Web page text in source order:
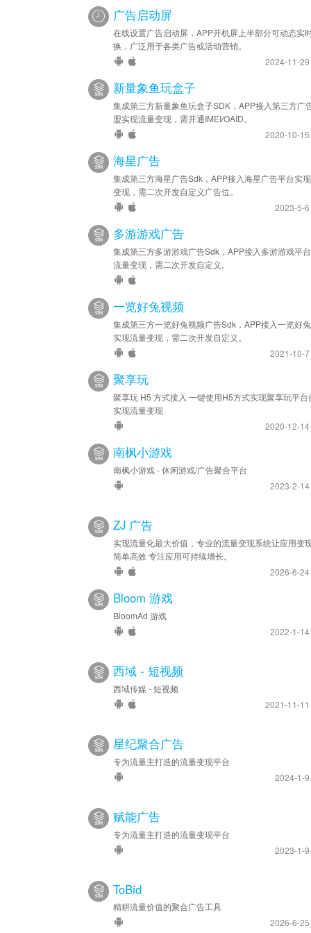
广告启动屏
在线设置广告启动屏，APP开机屏上半部分可动态实
换，广泛用于各类广告或活动营销。
2024-11-
新量象鱼玩盒子
集成第三方新量象鱼玩盒子SDK，APP接入第三方广
盟实现流量变现，需开通IMEI/OAID。
2020-10-
海星广告
集成第三方海星广告Sdk，APP接入海星广告平台实
变现，需二次开发自定义广告位。
2023-5-
多游游戏广告
集成第三方多游游戏广告Sdk，APP接入多游游戏平
流量变现，需二次开发自定义。
一览好兔视频
集成第三方一览好兔视频广告Sdk，APP接入一览好
实现流量变现，需二次开发自定义。
2021-10-
聚享玩
聚享玩 H5 方式接入 一键使用H5方式实现聚享玩平台
实现流量变现
2020-12-
南枫小游戏
南枫小游戏 - 休闲游戏/广告聚合平台
2023-2-
ZJ 广告
实现流量化最大价值，专业的流量变现系统让应用变
简单高效 专注应用可持续增长。
2026-6-
Bloom 游戏
BloomAd 游戏
2022-1-
西域 - 短视频
西域传媒 - 短视频
2021-11-
星纪聚合广告
专为流量主打造的流量变现平台
2024-1-
赋能广告
专为流量主打造的流量变现平台
2023-1-
ToBid
精耕流量价值的聚合广告工具
2026-6-